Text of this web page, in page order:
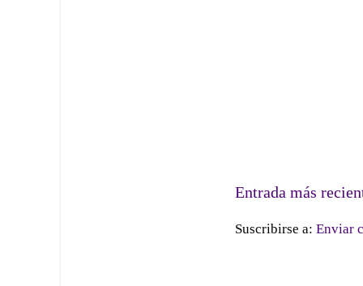
Entrada más
Suscribirse a: Enviar